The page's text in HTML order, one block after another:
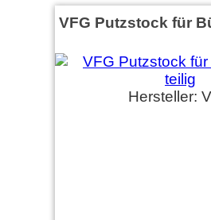
VFG Putzstock für
Hersteller: